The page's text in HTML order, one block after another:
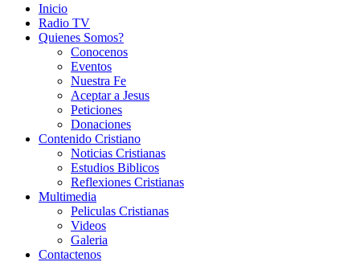
Inicio
Radio TV
Quienes Somos?
Conocenos
Eventos
Nuestra Fe
Aceptar a Jesus
Peticiones
Donaciones
Contenido Cristiano
Noticias Cristianas
Estudios Biblicos
Reflexiones Cristianas
Multimedia
Peliculas Cristianas
Videos
Galeria
Contactenos